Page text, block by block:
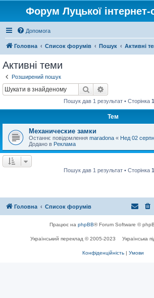
Форум Луцької інтернет-
Допомога
Головна Список форумів Пошук Активні
Активні теми
Розширений пошук
Пошук
Пошук дав 1 результат • Сторінка 1
Тем
Механические замки
Останнє повідомлення maradona « Нед 02
Додано в Реклама
Пошук дав 1 результат • Сторінка 1
Головна Список форумів
Працює на phpBB® Forum Software ©
Український переклад © 2005-2023 Українська
Конфіденційність | Умови